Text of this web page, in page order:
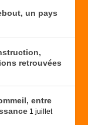
un pays
retrouvées
entre
1 juillet